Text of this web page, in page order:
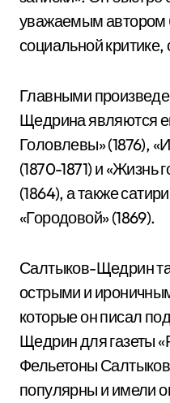
уважаемым автором
социальной
Главными
Щедрина являются
Головлевы» (1876),
(1870-1871) и «Жизнь
(1864), а также
«Городовой» (1869).
Салтыков-Щедрин
острыми и
которые он писал
Щедрин для газеты
Фельетоны
популярны и имели